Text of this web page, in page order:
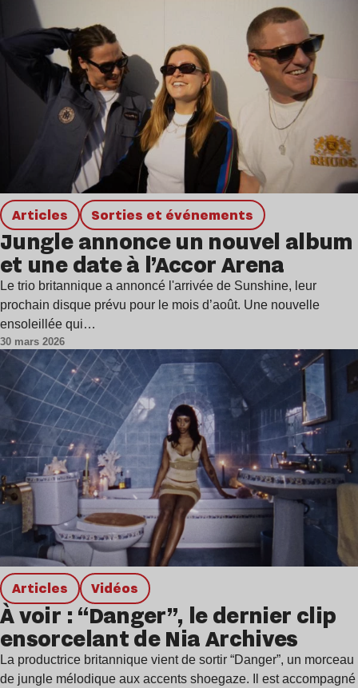
Articles Sorties et événements
Jungle annonce un nouvel album
et une date à l’Accor Arena
Le trio britannique a annoncé l'arrivée de Sunshine, leur
prochain disque prévu pour le mois d’août. Une nouvelle
ensoleillée qui…
30 mars 2026
Articles Vidéos
À voir : “Danger”, le dernier clip
ensorcelant de Nia Archives
La productrice britannique vient de sortir “Danger”, un morceau
de jungle mélodique aux accents shoegaze. Il est accompagné